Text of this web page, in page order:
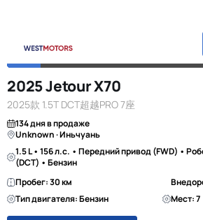
2025 Jetour X70
2025款 1.5T DCT超越PRO 7座
134 дня в продаже
Unknown · Иньчуань
1.5 L • 156 л.с. • Передний привод (FWD) •
(DCT) • Бензин
Пробег: 30 км
Тип двигателя: Бензин
Мест: 7